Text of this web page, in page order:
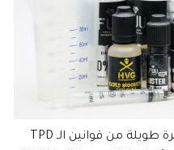
تعتبر عملية الـ DIY موجودة قبل فترة طويلة من قوانين الـ TPD